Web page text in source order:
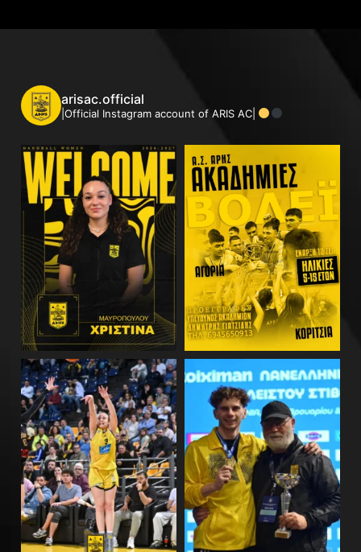
arisac.official
|Official Instagram account of ARIS AC|